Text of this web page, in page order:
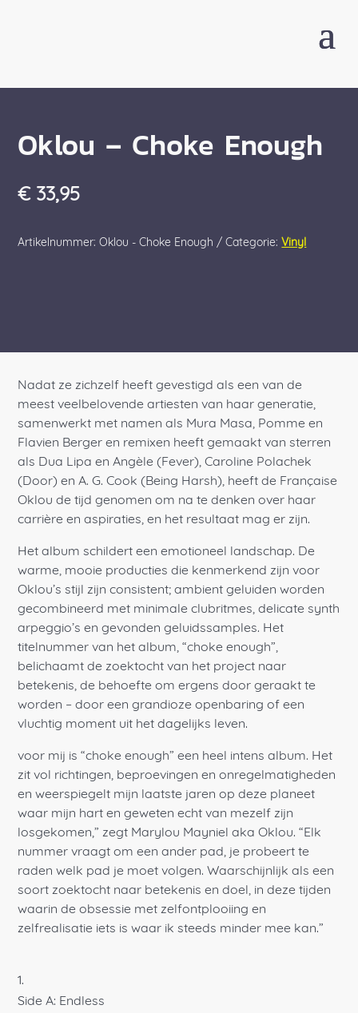
Oklou – Choke Enough
€33,95
Artikelnummer:Oklou - Choke Enough Categorie: Vinyl
Nadat ze zichzelf heeft gevestigd als een van de
meest veelbelovende artiesten van haar generatie,
samenwerkt met namen als Mura Masa, Pomme en
Flavien Berger en remixen heeft gemaakt van sterren
als Dua Lipa en Angèle (Fever), Caroline Polachek
(Door) en A. G. Cook (Being Harsh), heeft de Française
Oklou de tijd genomen om na te denken over haar
carrière en aspiraties, en het resultaat mag er zijn.
Het album schildert een emotioneel landschap. De
warme, mooie producties die kenmerkend zijn voor
Oklou’s stijl zijn consistent; ambient geluiden worden
gecombineerd met minimale clubritmes, delicate synth
arpeggio’s en gevonden geluidssamples. Het
titelnummer van het album, “choke enough”,
belichaamt de zoektocht van het project naar
betekenis, de behoefte om ergens door geraakt te
worden – door een grandioze openbaring of een
vluchtig moment uit het dagelijks leven.
voor mij is “choke enough” een heel intens album. Het
zit vol richtingen, beproevingen en onregelmatigheden
en weerspiegelt mijn laatste jaren op deze planeet
waar mijn hart en geweten echt van mezelf zijn
losgekomen,” zegt Marylou Mayniel aka Oklou. “Elk
nummer vraagt om een ander pad, je probeert te
raden welk pad je moet volgen. Waarschijnlijk als een
soort zoektocht naar betekenis en doel, in deze tijden
waarin de obsessie met zelfontplooiing en
zelfrealisatie iets is waar ik steeds minder mee kan.”
Side A: Endless